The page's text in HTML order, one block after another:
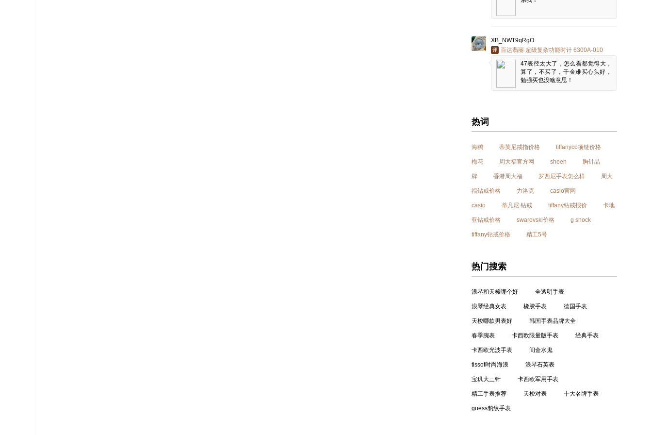
XB_NWT9qRgO
百达翡丽 超级复杂功能时计 6300A-010
47表径太大了，怎么看都觉得大，
算了，不买了，千金难买心头好，
勉强买也没啥意思！
热词
海鸥 蒂芙尼戒指价格 tiffanyco项链价格
梅花 周大福官方网 sheen 胸针品
牌 香港周大福 罗西尼手表怎么样 周大
福钻戒价格 力洛克 casio官网
casio 蒂凡尼 钻戒 tiffany钻戒报价 卡地
亚钻戒价格 swarovski价格 g shock
tiffany钻戒价格 精工5号
热门搜索
浪琴和天梭哪个好 全透明手表
浪琴经典女表 橡胶手表 德国手表
天梭哪款男表好 韩国手表品牌大全
春季腕表 卡西欧限量版手表 经典手表
卡西欧光波手表 间金水鬼
tissot时尚海浪 浪琴石英表
宝玑大三针 卡西欧军用手表
精工手表推荐 天梭对表 十大名牌手表
guess豹纹手表